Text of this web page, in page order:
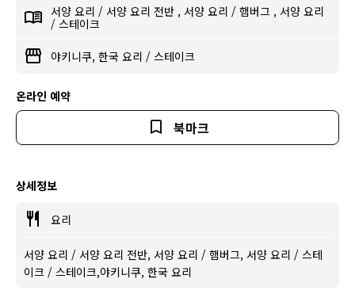
서양 요리 / 서양 요리 전반 , 서양 요리 / 햄버그 , 서양 요리
/ 스테이크
야키니쿠, 한국 요리 / 스테이크
온라인 예약
북마크
상세정보
요리
서양 요리 / 서양 요리 전반, 서양 요리 / 햄버그, 서양 요리 / 스테
이크 / 스테이크,야키니쿠, 한국 요리